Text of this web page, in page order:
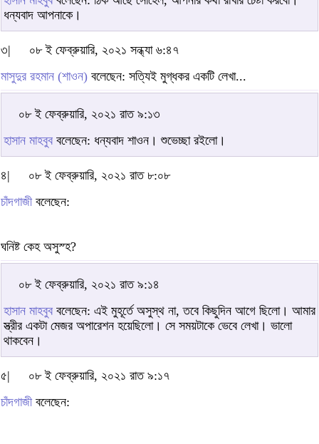
ধন্যবাদ আপনাকে।
৩|
০৮ ই ফেব্রুয়ারি, ২০২১ সন্ধ্যা ৬:৪৭
মাসুদুর রহমান (শাওন) বলেছেন: সত্যিই মুগ্ধকর একটি লেখা...
০৮ ই ফেব্রুয়ারি, ২০২১ রাত ৯:১৩
হাসান মাহবুব বলেছেন: ধন্যবাদ শাওন। শুভেচ্ছা রইলো।
৪|
০৮ ই ফেব্রুয়ারি, ২০২১ রাত ৮:০৮
চাঁদগাজীবলেছেন:
ঘনিষ্ট কেহ অসুস্হ?
০৮ ই ফেব্রুয়ারি, ২০২১ রাত ৯:১৪
হাসান মাহবুব বলেছেন: এই মুহূর্তে অসুস্থ না, তবে কিছুদিন আগে ছিলো। আমার
স্ত্রীর একটা মেজর অপারেশন হয়েছিলো। সে সময়টাকে ভেবে লেখা। ভালো
থাকবেন।
৫|
০৮ ই ফেব্রুয়ারি, ২০২১ রাত ৯:১৭
চাঁদগাজীবলেছেন: